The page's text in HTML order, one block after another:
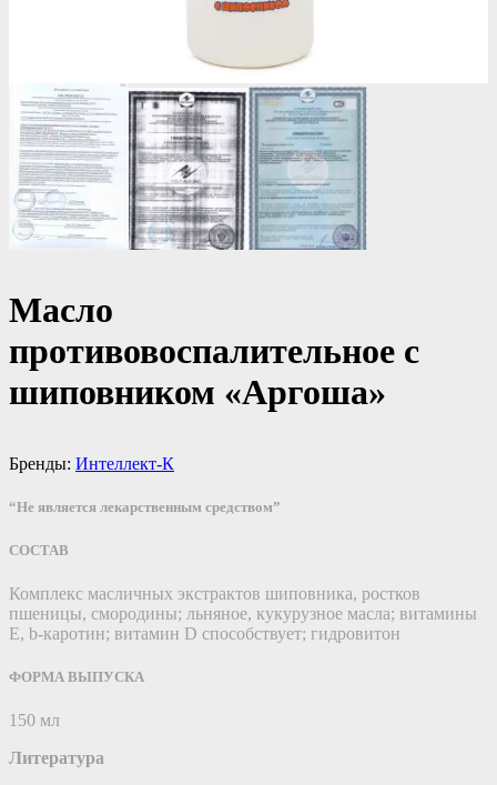
Масло
противовоспалительное с
шиповником «Аргоша»
Бренды: Интеллект-К
“Не является лекарственным средством”
СОСТАВ
Комплекс масличных экстрактов шиповника, ростков
пшеницы, смородины; льняное, кукурузное масла; витамины
Е, b-каротин; витамин D способствует; гидровитон
ФОРМА ВЫПУСКА
150 мл
Литература